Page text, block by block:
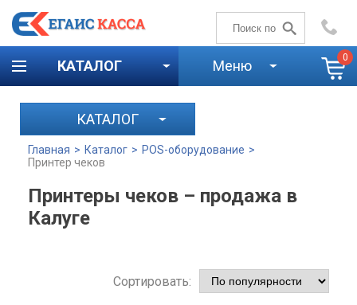
+7 (4842)59-58-00
КАТАЛОГ Меню 0
КАТАЛОГ
Главная > Каталог > POS-оборудование >
Принтер чеков
Принтеры чеков – продажа в
Калуге
Сортировать: